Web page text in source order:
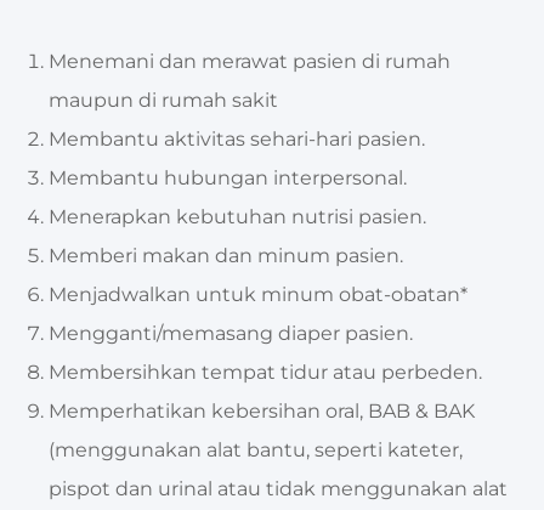
Menemani dan merawat pasien di rumah
maupun di rumah sakit
Membantu aktivitas sehari-hari pasien.
Membantu hubungan interpersonal.
Menerapkan kebutuhan nutrisi pasien.
Memberi makan dan minum pasien.
Menjadwalkan untuk minum obat-obatan*
Mengganti/memasang diaper pasien.
Membersihkan tempat tidur atau perbeden.
Memperhatikan kebersihan oral, BAB & BAK
(menggunakan alat bantu, seperti kateter,
pispot dan urinal atau tidak menggunakan alat